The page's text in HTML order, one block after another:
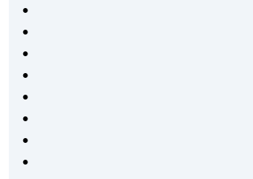
خدمة ومعلومات